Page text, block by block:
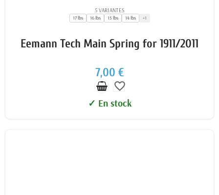
5 VARIANTES
17 lbs 16 lbs 15 lbs 14 lbs +1
Eemann Tech Main Spring for 1911/2011
7,00 €
favorite_border
✓ En stock